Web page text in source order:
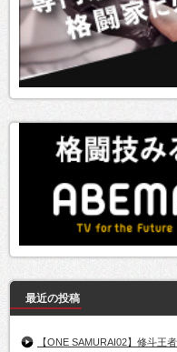
最近の投稿
【ONE SAMURAI02】修斗王